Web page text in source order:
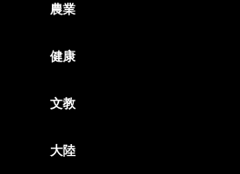
農業
健康
文教
大陸